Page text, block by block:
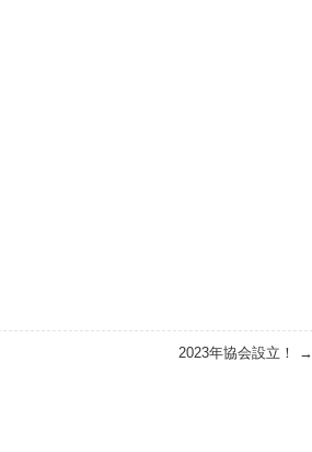
2023年協会設立！ →